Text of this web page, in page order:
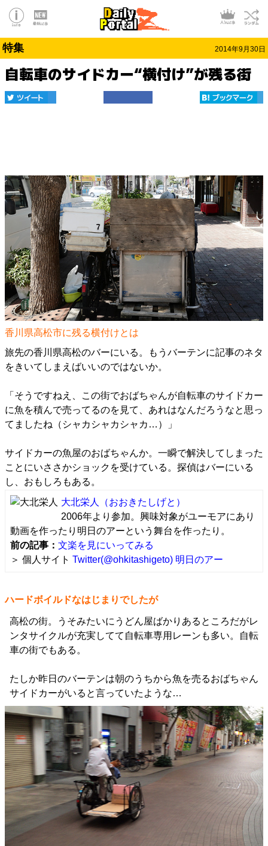
特集 2014年9月30日
自転車のサイドカー“横付け”が残る街
香川県高松市に残る横付けとは
旅先の香川県高松のバーにいる。もうバーテンに記事のネタ
をきいてしまえばいいのではないか。
「そうですねえ、この街でおばちゃんが自転車のサイドカー
に魚を積んで売ってるのを見て、あれはなんだろうなと思っ
てましたね（シャカシャカシャカ…）」
サイドカーの魚屋のおばちゃんか。一瞬で解決してしまった
ことにいささかショックを受けている。探偵はバーにいる
し、おもしろもある。
大北栄人
（おおきたしげと）
2006年より参加。興味対象がユーモアにあり
動画を作ったり明日のアーという舞台を作ったり。
前の記事： 文楽を見にいってみる
＞ 個人サイト Twitter(@ohkitashigeto) 明日のアー
ハードボイルドなはじまりでしたが
高松の街。うそみたいにうどん屋ばかりあるところだがレ
ンタサイクルが充実してて自転車専用レーンも多い。自転
車の街でもある。
たしか昨日のバーテンは朝のうちから魚を売るおばちゃん
サイドカーがいると言っていたような…